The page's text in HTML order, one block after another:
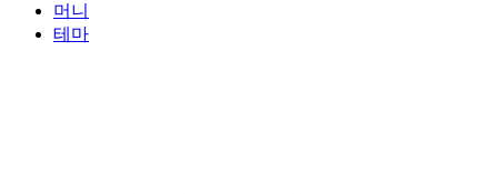
머니
테마